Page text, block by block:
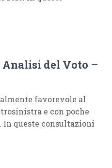
Analisi del Voto –
favorevole al
e con poche
In queste consultazioni